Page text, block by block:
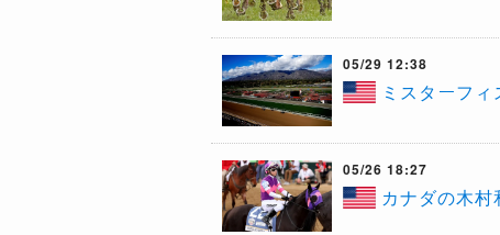
05/29 12:38
ミスターフ
05/26 18:27
カナダの木